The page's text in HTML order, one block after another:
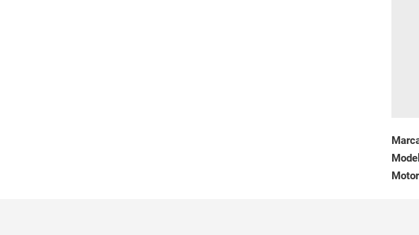
Motor